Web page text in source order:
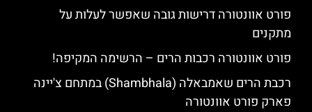
פורט אוונטורה דרישות גובה שאפשר לעלות על
מתקנים
פורט אוונטורה רכבות הרים – הרשימה המקיפה!
רכבת הרים שאמבאלה (Shambhala) במתחם צ'יינה
פארק פורט אוונטורה